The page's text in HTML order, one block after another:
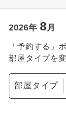
2026年 8月
「予約する」
部屋タイプを
部屋タイプ